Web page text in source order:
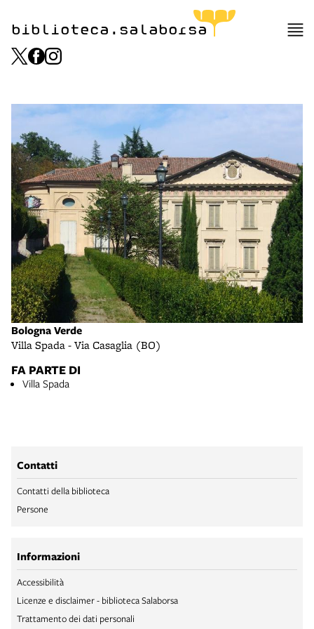
biblioteca.salaborsa
Bologna Verde
Villa Spada - Via Casaglia (BO)
FA PARTE DI
Villa Spada
Contatti
Contatti della biblioteca
Persone
Informazioni
Accessibilità
Licenze e disclaimer - biblioteca Salaborsa
Trattamento dei dati personali